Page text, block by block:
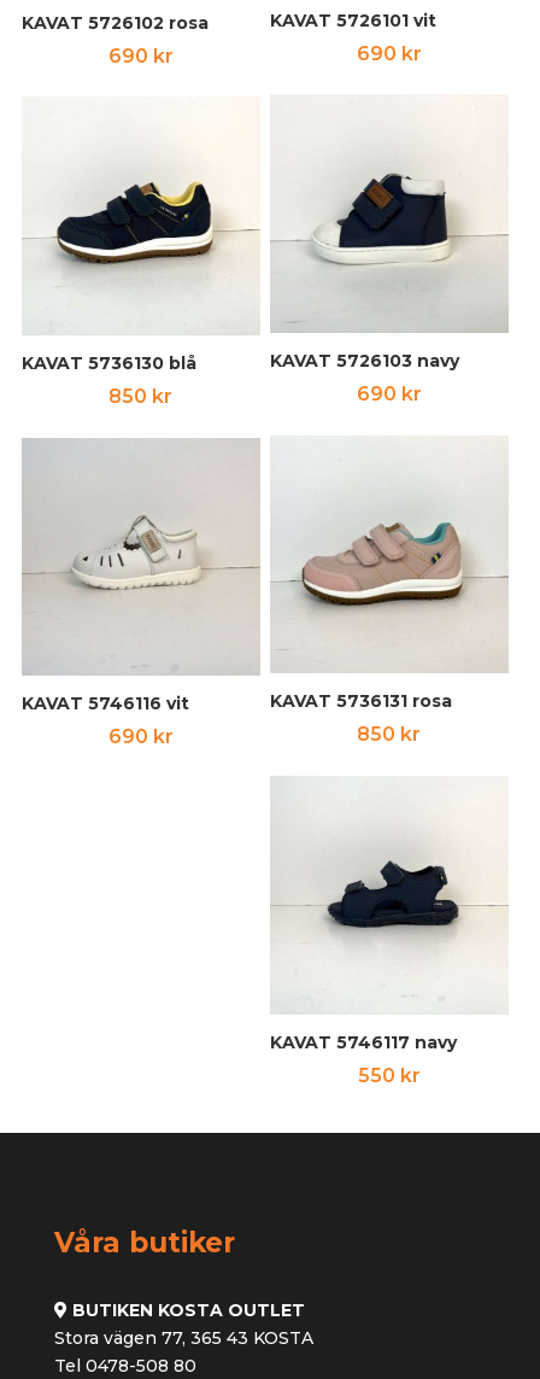
KAVAT 5726101 vit
690 kr
KAVAT 5726102 rosa
690 kr
KAVAT 5726103 navy
690 kr
KAVAT 5736130 blå
850 kr
KAVAT 5736131 rosa
850 kr
KAVAT 5746116 vit
690 kr
KAVAT 5746117 navy
550 kr
Våra butiker
BUTIKEN KOSTA OUTLET
Stora vägen 77, 365 43 KOSTA
Tel 0478-508 80